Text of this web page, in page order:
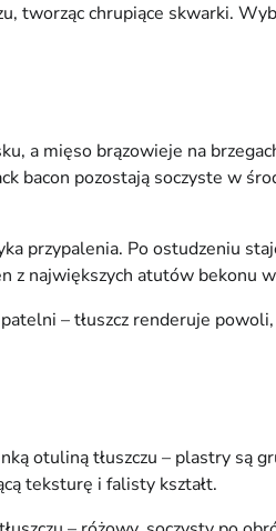
tworząc chrupiące skwarki.
a mięso brązowieje na
bacon pozostają soczyste w
przypalenia. Po ostudzeniu
z największych atutów bekonu
– tłuszcz renderuje
otuliną tłuszczu – plastry są
teksturę i falisty kształt.